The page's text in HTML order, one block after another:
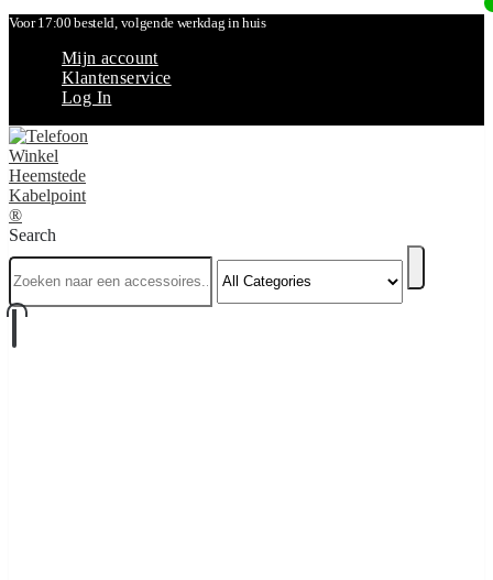
Voor 17:00 besteld, volgende werkdag in huis
Mijn account
Klantenservice
Log In
Search